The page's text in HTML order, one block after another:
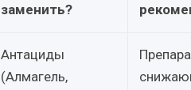
заменить?
Антациды
(Алмагель,